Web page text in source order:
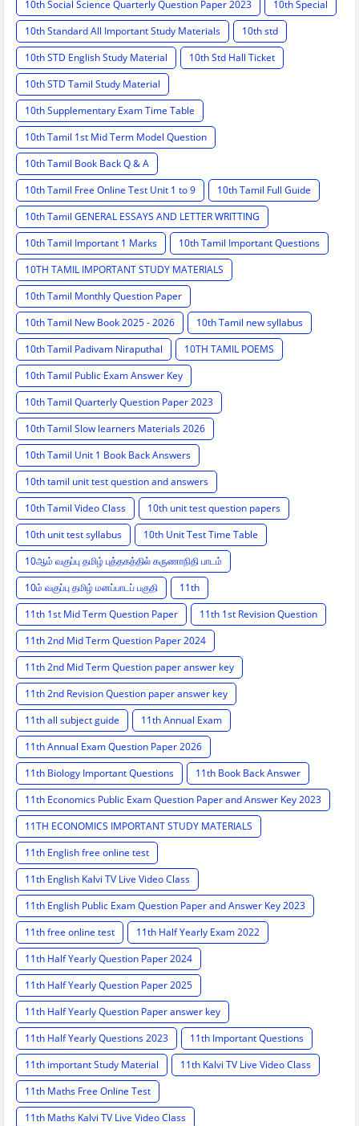
10th Social Science Quarterly Question Paper 2023
10th Special
10th Standard All Important Study Materials
10th std
10th STD English Study Material
10th Std Hall Ticket
10th STD Tamil Study Material
10th Supplementary Exam Time Table
10th Tamil 1st Mid Term Model Question
10th Tamil Book Back Q & A
10th Tamil Free Online Test Unit 1 to 9
10th Tamil Full Guide
10th Tamil GENERAL ESSAYS AND LETTER WRITTING
10th Tamil Important 1 Marks
10th Tamil Important Questions
10TH TAMIL IMPORTANT STUDY MATERIALS
10th Tamil Monthly Question Paper
10th Tamil New Book 2025 - 2026
10th Tamil new syllabus
10th Tamil Padivam Niraputhal
10TH TAMIL POEMS
10th Tamil Public Exam Answer Key
10th Tamil Quarterly Question Paper 2023
10th Tamil Slow learners Materials 2026
10th Tamil Unit 1 Book Back Answers
10th tamil unit test question and answers
10th Tamil Video Class
10th unit test question papers
10th unit test syllabus
10th Unit Test Time Table
10ஆம் வகுப்பு தமிழ் புத்தகத்தில் கருணாநிதி பாடம்
10ம் வகுப்பு தமிழ் மனப்பாடப் பகுதி
11th
11th 1st Mid Term Question Paper
11th 1st Revision Question
11th 2nd Mid Term Question Paper 2024
11th 2nd Mid Term Question paper answer key
11th 2nd Revision Question paper answer key
11th all subject guide
11th Annual Exam
11th Annual Exam Question Paper 2026
11th Biology Important Questions
11th Book Back Answer
11th Economics Public Exam Question Paper and Answer Key 2023
11TH ECONOMICS IMPORTANT STUDY MATERIALS
11th English free online test
11th English Kalvi TV Live Video Class
11th English Public Exam Question Paper and Answer Key 2023
11th free online test
11th Half Yearly Exam 2022
11th Half Yearly Question Paper 2024
11th Half Yearly Question Paper 2025
11th Half Yearly Question Paper answer key
11th Half Yearly Questions 2023
11th Important Questions
11th important Study Material
11th Kalvi TV Live Video Class
11th Maths Free Online Test
11th Maths Kalvi TV Live Video Class